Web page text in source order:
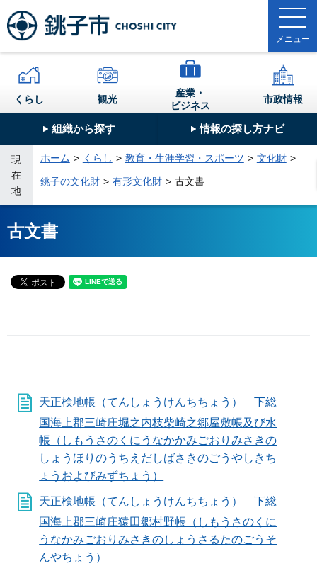
組織から探す 情報の探し方ナビ
くらし 観光
産業・
ビジネス
市政情報
現
在
地
ホーム くらし 教育・生涯学習・スポーツ 文化財
銚子の文化財 有形文化財 古文書
古文書
天正検地帳（てんしょうけんちちょう） 下総
国海上郡三崎庄堀之内枝柴崎之郷屋敷帳及び水
帳（しもうさのくにうなかかみごおりみさきの
しょうほりのうちえだしばさきのごうやしきち
ょうおよびみずちょう）
天正検地帳（てんしょうけんちちょう） 下総
国海上郡三崎庄猿田郷村野帳（しもうさのくに
うなかみごおりみさきのしょうさるたのごうそ
んやちょう）